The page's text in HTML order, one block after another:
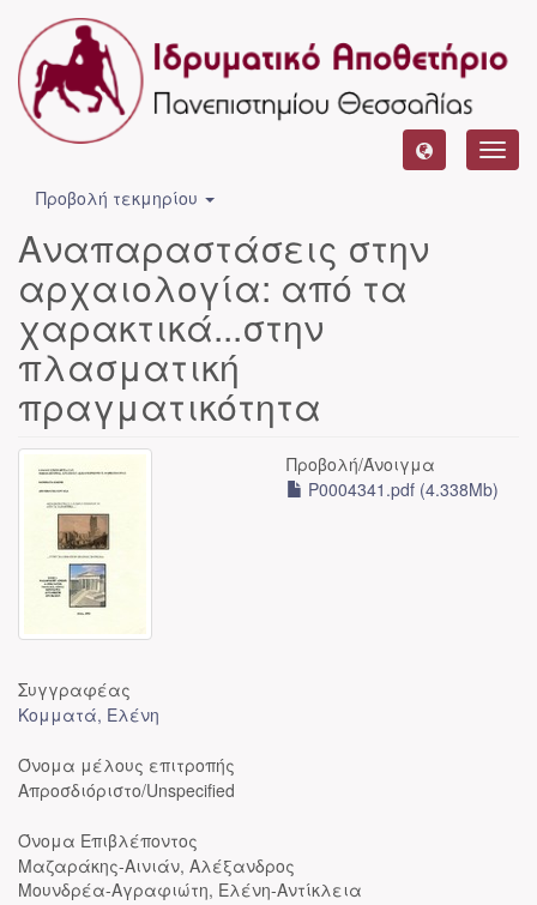
Προβολή τεκμηρίου
Αναπαραστάσεις στην
αρχαιολογία: από τα
χαρακτικά...στην
πλασματική
πραγματικότητα
Προβολή/Άνοιγμα
P0004341.pdf (4.338Mb)
Συγγραφέας
Κομματά, Ελένη
Όνομα μέλους επιτροπής
Απροσδιόριστο/Unspecified
Όνομα Επιβλέποντος
Μαζαράκης-Αινιάν, Αλέξανδρος
Μουνδρέα-Αγραφιώτη, Ελένη-Αντίκλεια